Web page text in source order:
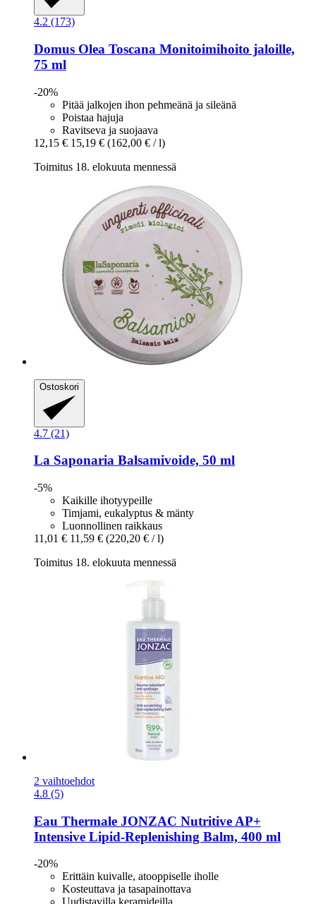
4.2 (173)
Domus Olea Toscana Monitoimihoito jaloille,
75 ml
-20%
Pitää jalkojen ihon pehmeänä ja sileänä
Poistaa hajuja
Ravitseva ja suojaava
12,15 € 15,19 € (162,00 € / l)
Toimitus 18. elokuuta mennessä
Ostoskori
4.7 (21)
La Saponaria Balsamivoide, 50 ml
-5%
Kaikille ihotyypeille
Timjami, eukalyptus & mänty
Luonnollinen raikkaus
11,01 € 11,59 € (220,20 € / l)
Toimitus 18. elokuuta mennessä
2 vaihtoehdot
4.8 (5)
Eau Thermale JONZAC Nutritive AP+
Intensive Lipid-​Replenishing Balm, 400 ml
-20%
Erittäin kuivalle, atooppiselle iholle
Kosteuttava ja tasapainottava